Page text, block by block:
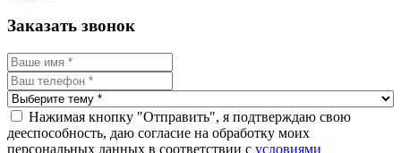
Заказать звонок
Нажимая кнопку "Отправить", я подтверждаю свою
дееспособность, даю согласие на обработку моих
персональных данных в соответствии с условиями